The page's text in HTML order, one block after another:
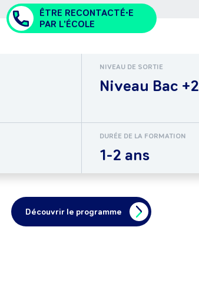
ÊTRE RECONTACTÉ•E
PAR L'ÉCOLE
NIVEAU DE SORTIE
Niveau Bac +2
DURÉE DE LA FORMATION
1-2 ans
Découvrir le programme